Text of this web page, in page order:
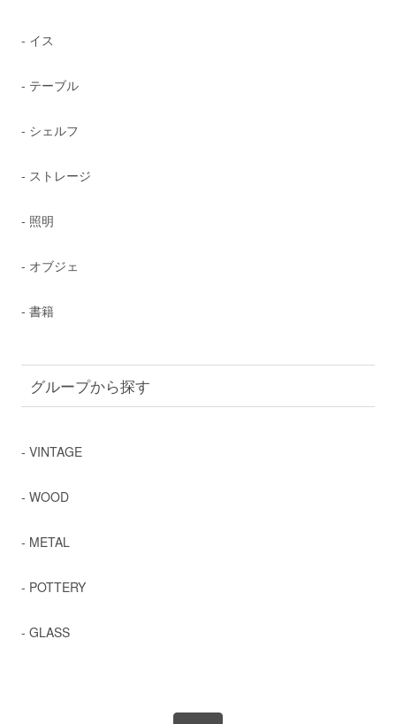
- イス
- テーブル
- シェルフ
- ストレージ
- 照明
- オブジェ
- 書籍
グループから探す
- VINTAGE
- WOOD
- METAL
- POTTERY
- GLASS